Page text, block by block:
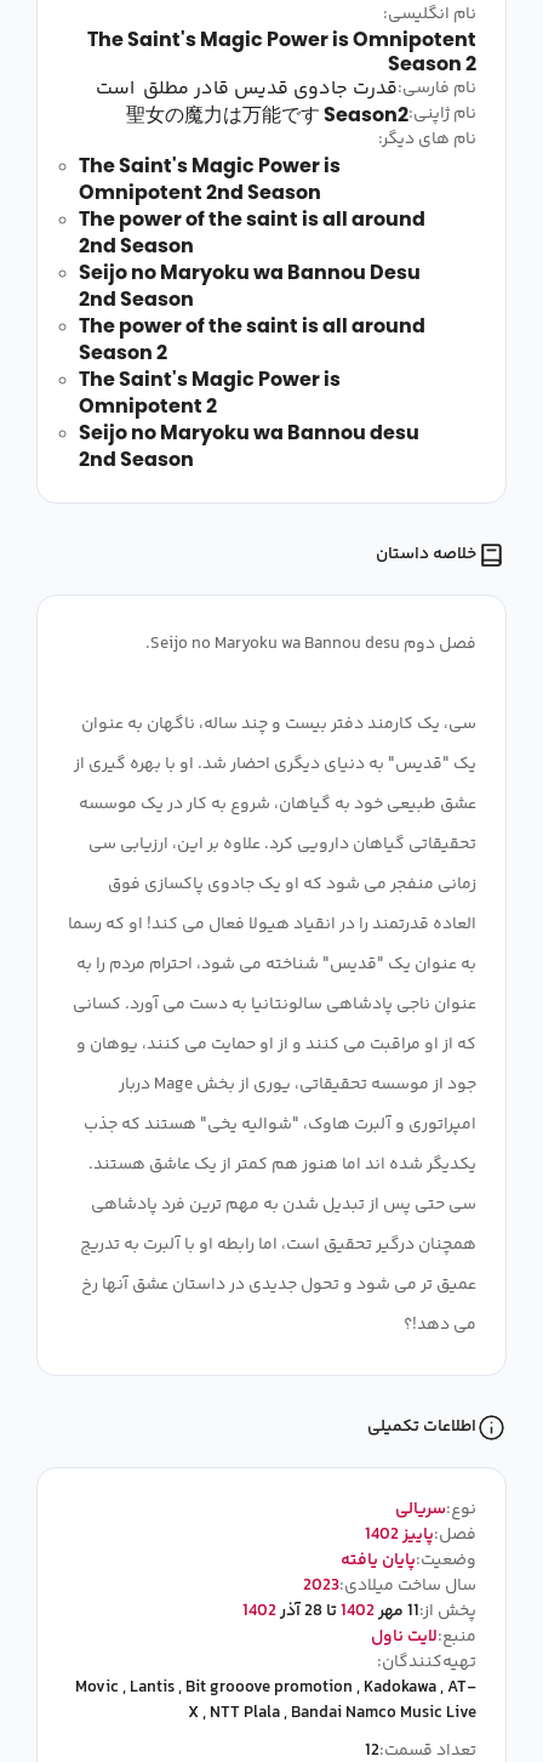
نام انگلیسی:
The Saint's Magic Power is Omnipotent
Season 2
نام فارسی:قدرت جادوی قدیس قادر مطلق است
نام ژاپنی:聖女の魔力は万能です Season2
نام های دیگر:
The Saint's Magic Power is
Omnipotent 2nd Season
The power of the saint is all around
2nd Season
Seijo no Maryoku wa Bannou Desu
2nd Season
The power of the saint is all around
Season 2
The Saint's Magic Power is
Omnipotent 2
Seijo no Maryoku wa Bannou desu
2nd Season
خلاصه داستان
سی، یک کارمند دفتر بیست و چند ساله، ناگهان به عنوان
یک "قدیس" به دنیای دیگری احضار شد. او با بهره گیری از
عشق طبیعی خود به گیاهان، شروع به کار در یک موسسه
تحقیقاتی گیاهان دارویی کرد. علاوه بر این، ارزیابی سی
زمانی منفجر می شود که او یک جادوی پاکسازی فوق
العاده قدرتمند را در انقیاد هیولا فعال می کند! او که رسما
به عنوان یک "قدیس" شناخته می شود، احترام مردم را به
عنوان ناجی پادشاهی سالونتانیا به دست می آورد. کسانی
که از او مراقبت می کنند و از او حمایت می کنند، یوهان و
جود از موسسه تحقیقاتی، یوری از بخش Mage دربار
امپراتوری و آلبرت هاوک، "شوالیه یخی" هستند که جذب
یکدیگر شده اند اما هنوز هم کمتر از یک عاشق هستند.
سی حتی پس از تبدیل شدن به مهم ترین فرد پادشاهی
همچنان درگیر تحقیق است، اما رابطه او با آلبرت به تدریج
عمیق تر می شود و تحول جدیدی در داستان عشق آنها رخ
می دهد!؟
اطلاعات تکمیلی
نوع:سریالی
فصل:پاییز 1402
وضعیت:پایان یافته
سال ساخت میلادی:2023
پخش از:11 مهر 1402تا 28 آذر
1402
منبع:لایت ناول
تهیه‌کنندگان:
Movic,Lantis,Bit grooove promotion,Kadokawa,AT-
X,NTT Plala,Bandai Namco Music Live
تعداد قسمت:12